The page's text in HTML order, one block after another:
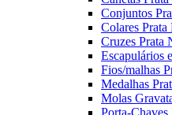
Conjuntos
Colares Prata
Cruzes Prata
Escapulários
Fios/malhas
Medalhas
Molas
Porta-Chaves